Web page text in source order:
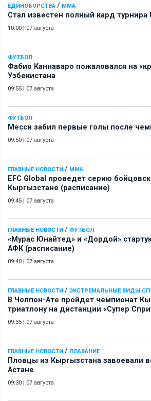
ЕДИНОБОРСТВА / ММА
Стал известен полный кард турнира
10:00 | 07 августа
ФУТБОЛ
Фабио Каннаваро пожаловался на
Узбекистана
09:55 | 07 августа
ФУТБОЛ
Месси забил первые голы после
09:50 | 07 августа
ГЛАВНЫЕ НОВОСТИ / ММА
EFC Global проведет серию
Кыргызстане (расписание)
09:45 | 07 августа
ГЛАВНЫЕ НОВОСТИ / ФУТБОЛ
«Мурас Юнайтед» и «Дордой»
АФК (расписание)
09:40 | 07 августа
ГЛАВНЫЕ НОВОСТИ / ЭКСТРЕМАЛЬНЫЕ ВИДЫ
В Чолпон-Ате пройдет чемпионат
триатлону на дистанции «Супер
09:35 | 07 августа
ГЛАВНЫЕ НОВОСТИ / ПЛАВАНИЕ
Пловцы из Кыргызстана завоевали
Астане
09:30 | 07 августа